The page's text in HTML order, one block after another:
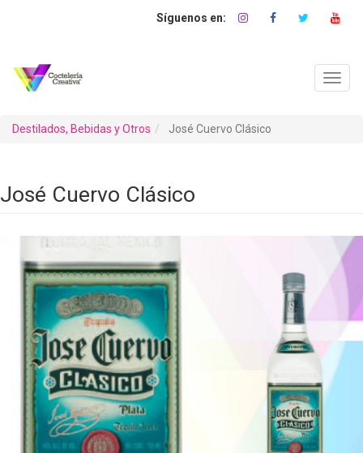
Destilados, Bebidas y Otros José Cuervo Clásico
José Cuervo Clásico